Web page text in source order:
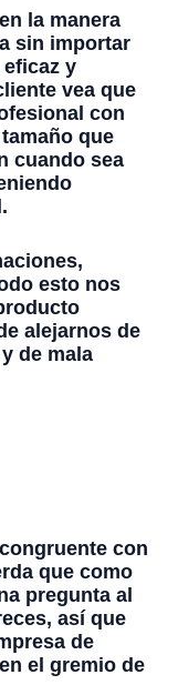
la manera
sin importar
y
vea que
con
que
cuando sea
esto nos
alejarnos de
de mala
con
que como
pregunta al
así que
de
el gremio de